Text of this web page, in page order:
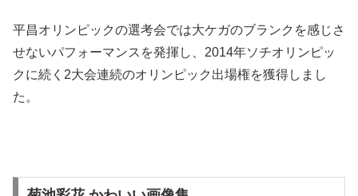
平昌オリンピックの選考会では大ケガのブランクを感じさ
せないパフォーマンスを発揮し、2014年ソチオリンピッ
クに続く2大会連続のオリンピック出場権を獲得しまし
た。